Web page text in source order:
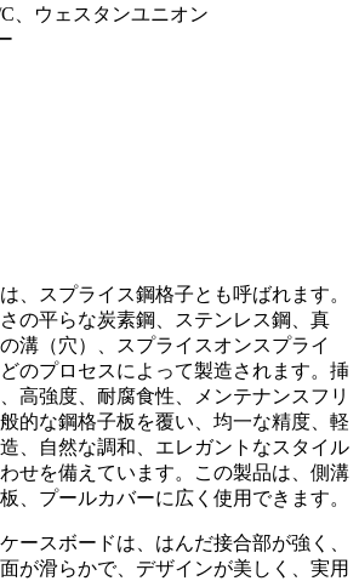
、ウェスタンユニオン
、スプライス鋼格子とも呼ばれます。
の平らな炭素鋼、ステンレス鋼、真
溝（穴）、スプライスオンスプライ
のプロセスによって製造されます。挿
高強度、耐腐食性、メンテナンスフリ
的な鋼格子板を覆い、均一な精度、軽
、自然な調和、エレガントなスタイル
せを備えています。この製品は、側溝
、プールカバーに広く使用できます。
ースボードは、はんだ接合部が強く、
が滑らかで、デザインが美しく、実用